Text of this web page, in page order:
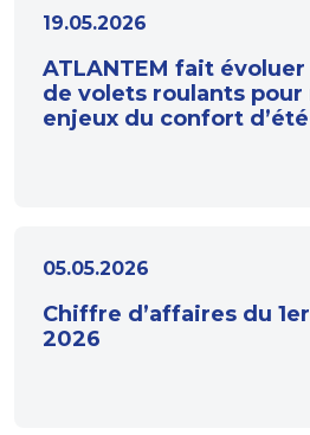
19.05.2026
ATLANTEM fait
de volets roulants pour
enjeux du confort d’été
05.05.2026
Chiffre d’affaires du
2026